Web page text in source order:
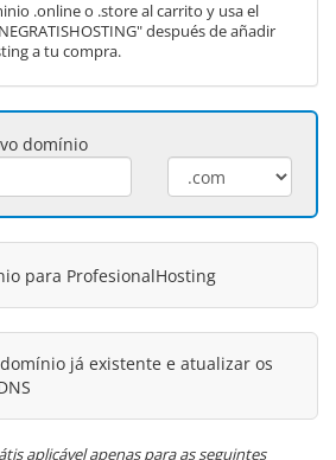
.online o .store al carrito y usa el
después de añadir
a tu compra.
domínio
para ProfesionalHosting
já existente e atualizar os
aplicável apenas para as seguintes